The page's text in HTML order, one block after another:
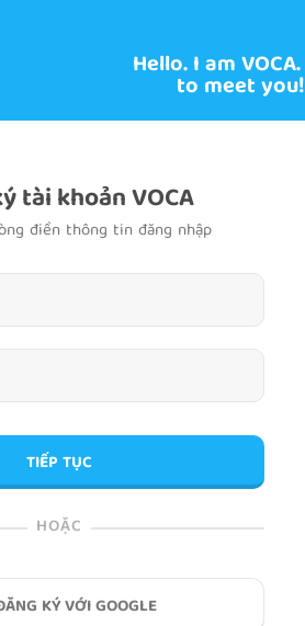
Hello. I am
to meet you!
tài khoản VOCA
điền thông tin đăng nhập
TIẾP TỤC
HOẶC
KÝ VỚI GOOGLE